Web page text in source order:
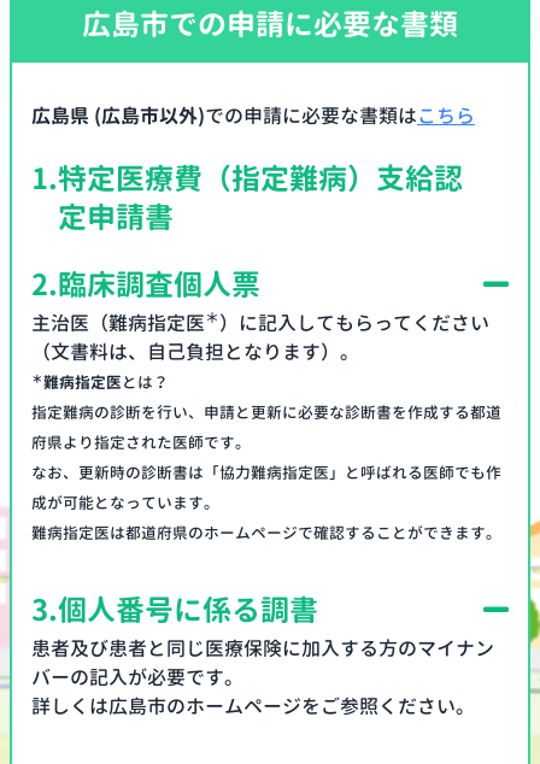
広島市での申請に必要な書類
広島県 (広島市以外)での申請に必要な書類はこちら
1.特定医療費（指定難病）支給認
定申請書
2.臨床調査個人票
主治医（難病指定医＊）に記入してもらってください
（文書料は、自己負担となります）。
＊難病指定医とは？
指定難病の診断を行い、申請と更新に必要な診断書を作成する都道
府県より指定された医師です。
なお、更新時の診断書は「協力難病指定医」と呼ばれる医師でも作
成が可能となっています。
難病指定医は都道府県のホームページで確認することができます。
3.個人番号に係る調書
患者及び患者と同じ医療保険に加入する方のマイナン
バーの記入が必要です。
詳しくは広島市のホームページをご参照ください。